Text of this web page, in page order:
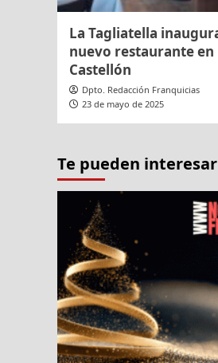
La Tagliatella
nuevo restaurante en
Castellón
Dpto. Redacción Franquicias
23 de mayo de 2025
Te pueden interesar